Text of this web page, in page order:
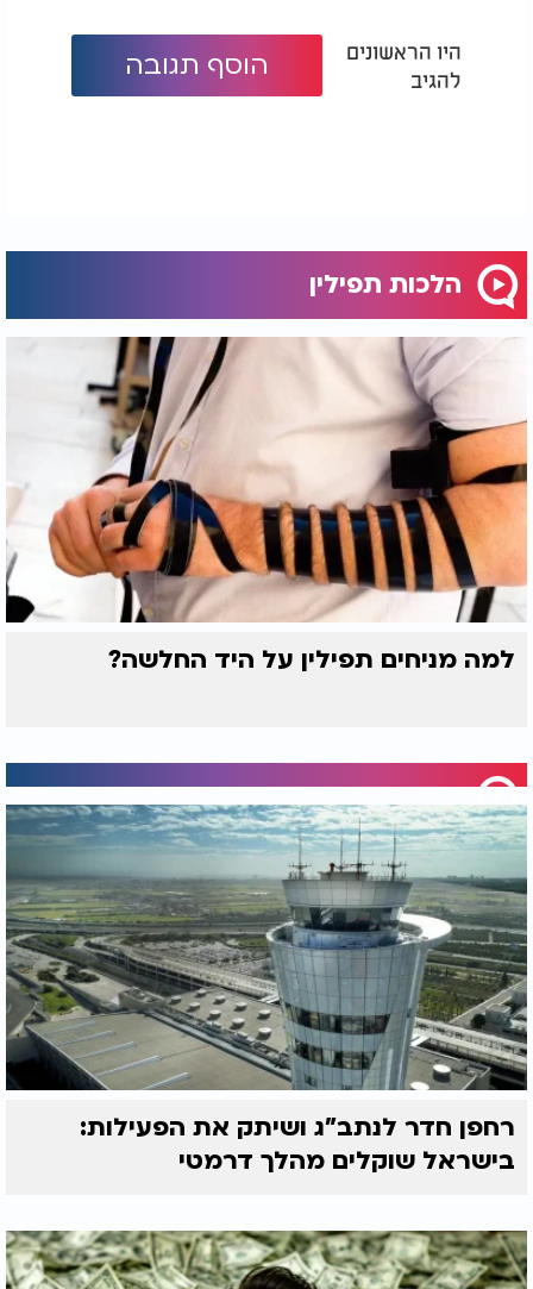
היו הראשונים
להגיב
הוסף תגובה
הלכות תפילין
למה מניחים תפילין על היד החלשה?
רחפן חדר לנתב"ג ושיתק את הפעילות:
בישראל שוקלים מהלך דרמטי